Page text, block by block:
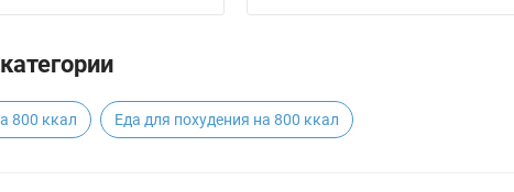
800 ккал Еда для похудения на 800 ккал